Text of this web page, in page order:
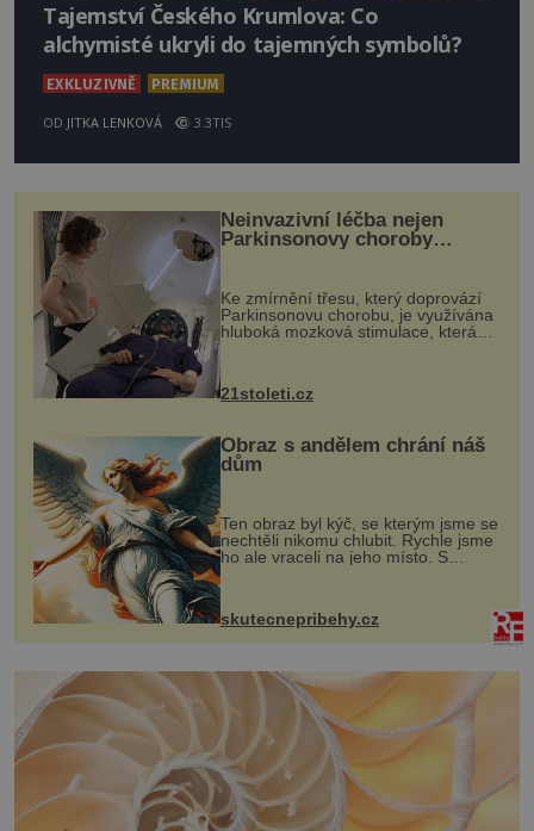
Tajemství Českého Krumlova: Co
alchymisté ukryli do tajemných symbolů?
EXKLUZIVNĚ PREMIUM
OD JITKA LENKOVÁ 3.3TIS
Neinvazivní léčba nejen
Parkinsonovy choroby
Ke zmírnění třesu, který doprovází
Parkinsonovu chorobu, je využívána
hluboká mozková stimulace, která
však vyžaduje vysoce invazivní
k dostatečně přesnému zacílení ...
21stoleti.cz
Obraz s andělem chrání náš
dům
Ten obraz byl kýč, se kterým jsme se
nechtěli nikomu chlubit. Rychle jsme
ho ale vraceli na jeho místo. S
manželem Vaškem jsme si pořídili
chaloupku, takový domek na severu
Čech, kde jsme si naplánova...
skutecnepribehy.cz